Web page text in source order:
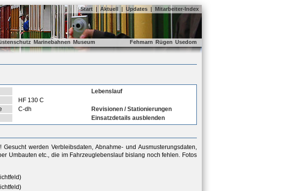
Start | Aktuell | Updates | Mitarbeiter-Index
Marinebahnen Museum Fehmarn Rügen Usedom
Lebenslauf
HF 130 C
C-dh
Revisionen / Stationierungen
Einsatzdetails ausblenden
werden Verbleibsdaten, Abnahme- und Ausmusterungsdaten,
Umbauten etc., die im Fahrzeuglebenslauf bislang noch fehlen. Fotos